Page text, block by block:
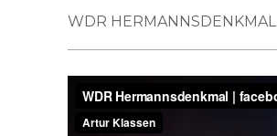
WDR HERMANNSDENKMAL